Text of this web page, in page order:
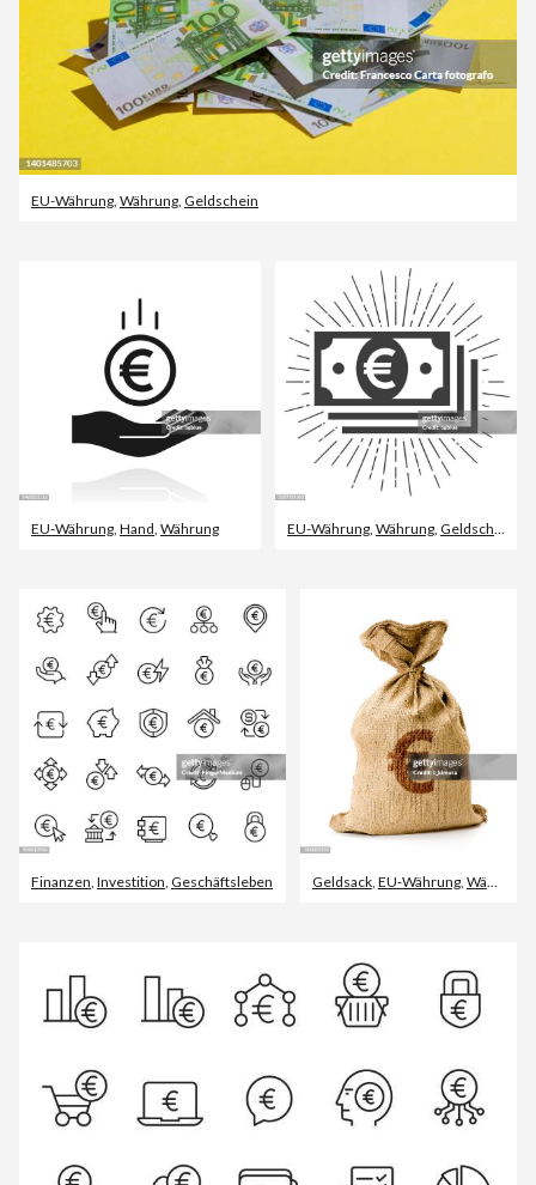
EU-Währung, Währung, Geldschein
EU-Währung, Hand, Währung EU-Währung, Währung, Geldschein
Finanzen Investition Geschäftsleben Geldsack, EU-Währung, Währung